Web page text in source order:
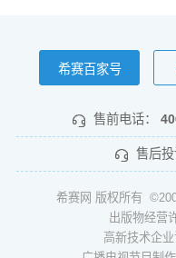
希赛百家号
售前电话：
售后投
希赛网 版权所有
出版物经营
高新技术企